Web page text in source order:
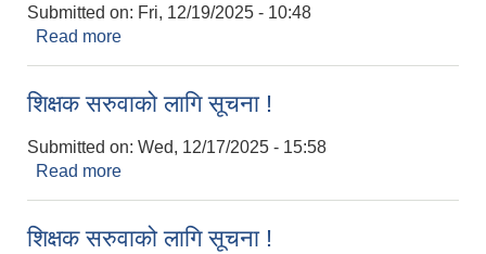
Submitted on: Fri, 12/19/2025 - 10:48
Read more
शिक्षक सरुवाको लागि सूचना !
Submitted on: Wed, 12/17/2025 - 15:58
Read more
शिक्षक सरुवाको लागि सूचना !